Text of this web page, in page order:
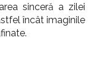
sinceră a zilei
încât imaginile